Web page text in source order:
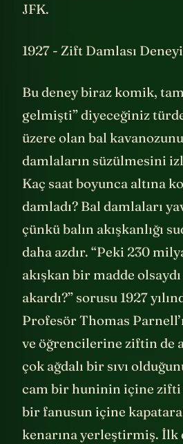
JFK.
1927 - Zift Damlası Deneyi
Bu deney biraz komik,
gelmişti” diyeceğiniz
üzere olan bal
damlaların süzülmesini
Kaç saat boyunca altına
damladı? Bal damlaları
çünkü balın akışkanlığı
daha azdır. “Peki 230
akışkan bir madde
akardı?” sorusu 1927
Profesör Thomas
ve öğrencilerine ziftin de
çok ağdalı bir sıvı
cam bir huninin içine zifti
bir fanusun içine
kenarına yerleştirmiş. İlk